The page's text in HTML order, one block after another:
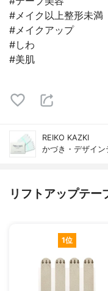
#メイク以上整形未満
#メイクアップ
#しわ
#美肌
REIKO KAZKI
かづき・デザイ
リフトアップテー
1位